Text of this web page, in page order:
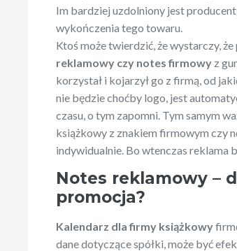
Im bardziej uzdolniony jest
wykończenia tego towaru.
Ktoś może twierdzić, że wystarczy,
reklamowy czy notes firmowy z
korzystał i kojarzył go z firmą, od
nie będzie choćby logo, jest
czasu, o tym zapomni. Tym samym
książkowy z znakiem firmowym czy
indywidualnie. Bo wtenczas reklama
Notes reklamowy –
promocja?
Kalendarz dla firmy książkowy
dane dotyczące spółki, może być